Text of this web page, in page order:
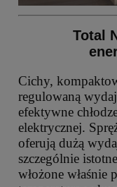
Total
Cichy,
regulowaną
efektywne
elektrycznej.
oferują dużą
szczególnie
włożone